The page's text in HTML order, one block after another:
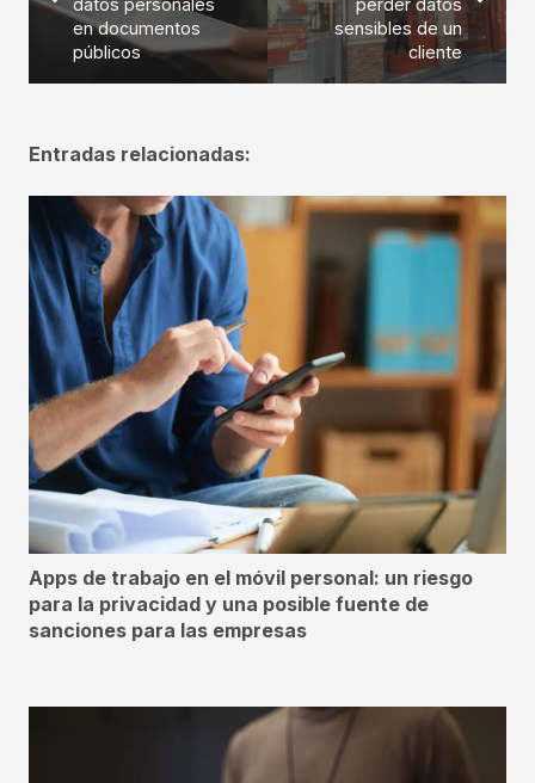
en documentos
públicos
sensibles de un
cliente
Entradas relacionadas:
Apps de trabajo en el móvil personal: un riesgo
para la privacidad y una posible fuente de
sanciones para las empresas